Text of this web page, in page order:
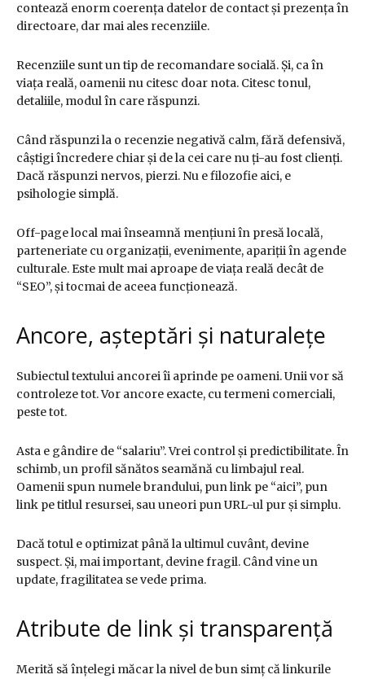
contează enorm coerența datelor de contact și prezența în
directoare, dar mai ales recenziile.
Recenziile sunt un tip de recomandare socială. Și, ca în
viața reală, oamenii nu citesc doar nota. Citesc tonul,
detaliile, modul în care răspunzi.
Când răspunzi la o recenzie negativă calm, fără defensivă,
câștigi încredere chiar și de la cei care nu ți-au fost clienți.
Dacă răspunzi nervos, pierzi. Nu e filozofie aici, e
psihologie simplă.
Off-page local mai înseamnă mențiuni în presă locală,
parteneriate cu organizații, evenimente, apariții în agende
culturale. Este mult mai aproape de viața reală decât de
“SEO”, și tocmai de aceea funcționează.
Ancore, așteptări și naturalețe
Subiectul textului ancorei îi aprinde pe oameni. Unii vor să
controleze tot. Vor ancore exacte, cu termeni comerciali,
peste tot.
Asta e gândire de “salariu”. Vrei control și predictibilitate. În
schimb, un profil sănătos seamănă cu limbajul real.
Oamenii spun numele brandului, pun link pe “aici”, pun
link pe titlul resursei, sau uneori pun URL-ul pur și simplu.
Dacă totul e optimizat până la ultimul cuvânt, devine
suspect. Și, mai important, devine fragil. Când vine un
update, fragilitatea se vede prima.
Atribute de link și transparență
Merită să înțelegi măcar la nivel de bun simț că linkurile